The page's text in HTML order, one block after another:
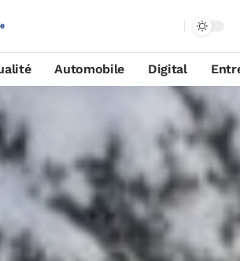
Automobile Digital